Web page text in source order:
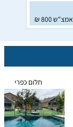
אמצ"ש 800 ₪
חלום כפרי